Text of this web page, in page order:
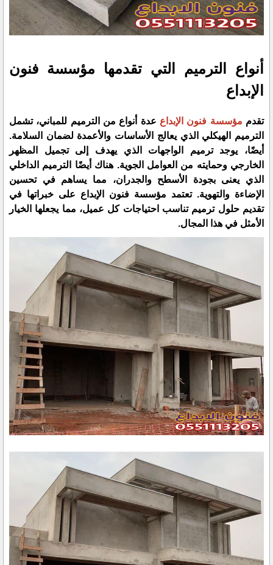
أنواع الترميم التي تقدمها مؤسسة فنون
الإبداع
تقدم مؤسسة فنون الإبداع عدة أنواع من الترميم للمباني، تشمل
الترميم الهيكلي الذي يعالج الأساسات والأعمدة لضمان السلامة.
أيضًا، يوجد ترميم الواجهات الذي يهدف إلى تجميل المظهر
الخارجي وحمايته من العوامل الجوية. هناك أيضًا الترميم الداخلي
الذي يعنى بجودة الأسطح والجدران، مما يساهم في تحسين
الإضاءة والتهوية. تعتمد مؤسسة فنون الإبداع على خبراتها في
تقديم حلول ترميم تناسب احتياجات كل عميل، مما يجعلها الخيار
الأمثل في هذا المجال.